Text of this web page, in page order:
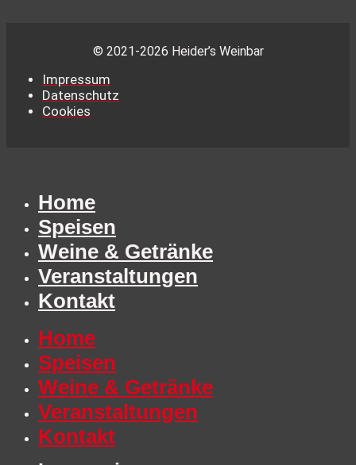
© 2021-2026 Heider’s Weinbar
Impressum
Datenschutz
Cookies
Home
Speisen
Weine & Getränke
Veranstaltungen
Kontakt
Home
Speisen
Weine & Getränke
Veranstaltungen
Kontakt